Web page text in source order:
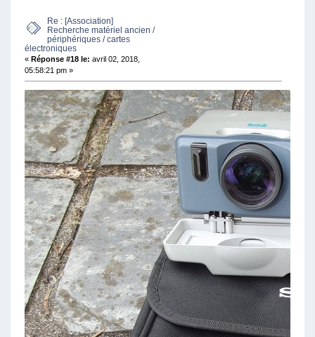
Re : [Association]
Recherche matériel ancien /
périphériques / cartes
électroniques
« Réponse #18 le: avril 02, 2018,
05:58:21 pm »